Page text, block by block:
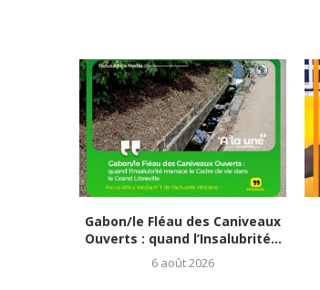
Gabon/le Fléau des Caniveaux
Ouverts : quand l’Insalubrité...
6 août 2026